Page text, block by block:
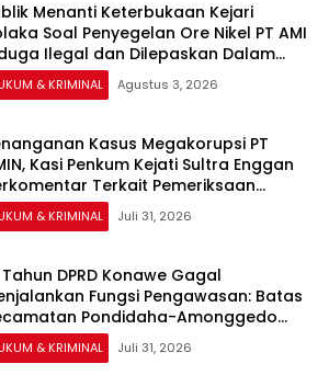
Menanti Keterbukaan Kejari
Soal Penyegelan Ore Nikel PT AMI
Ilegal dan Dilepaskan Dalam
& KRIMINAL Agustus 3, 2026
Kasus Megakorupsi PT
Kasi Penkum Kejati Sultra Enggan
Terkait Pemeriksaan
PT Tribhakti
& KRIMINAL Juli 31, 2026
Tahun DPRD Konawe Gagal
Fungsi Pengawasan: Batas
Pondidaha-Amonggedo
Mampu Diselesaikan
& KRIMINAL Juli 31, 2026